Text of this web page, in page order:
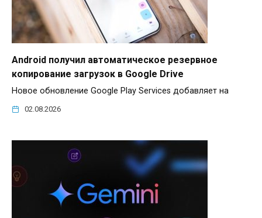
Android получил автоматическое резервное
копирование загрузок в Google Drive
Новое обновление Google Play Services добавляет на
02.08.2026